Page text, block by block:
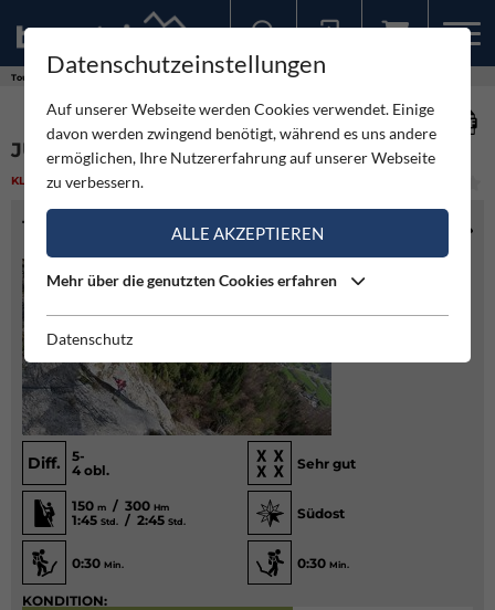
Touren
JUNIPERUS - PLOMBERGSTEIN
KLETTERN LEICHT
TOURENINFO
Diff.
5-
4 obl.
Sehr gut
150 m / 300 Hm
1:45 Std. / 2:45 Std.
Südost
0:30 Min. 0:30 Min.
KONDITION:
Datenschutzeinstellungen
Auf unserer Webseite werden Cookies verwendet. Einige
davon werden zwingend benötigt, während es uns andere
ermöglichen, Ihre Nutzererfahrung auf unserer Webseite
zu verbessern.
ALLE AKZEPTIEREN
Mehr über die genutzten Cookies erfahren
Datenschutz